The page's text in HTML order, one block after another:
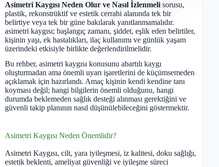
Asimetri Kaygısı Neden Olur ve Nasıl İzlenmeli sorusu,
plastik, rekonstrüktif ve estetik cerrahi alanında tek bir
belirtiye veya tek bir güne bakılarak yanıtlanmamalıdır.
asimetri kaygısı; başlangıç zamanı, şiddet, eşlik eden belirtiler,
kişinin yaşı, ek hastalıkları, ilaç kullanımı ve günlük yaşam
üzerindeki etkisiyle birlikte değerlendirilmelidir.
Bu rehber, asimetri kaygısı konusunu abartılı kaygı
oluşturmadan ama önemli uyarı işaretlerini de küçümsemeden
açıklamak için hazırlandı. Amaç kişinin kendi kendine tanı
koyması değil; hangi bilgilerin önemli olduğunu, hangi
durumda beklemeden sağlık desteği alınması gerektiğini ve
güvenli takip planının nasıl düşünülebileceğini göstermektir.
Asimetri Kaygısı Neden Önemlidir?
Asimetri Kaygısı, cilt, yara iyileşmesi, iz kalitesi, doku sağlığı,
estetik beklenti, ameliyat güvenliği ve iyileşme süreci